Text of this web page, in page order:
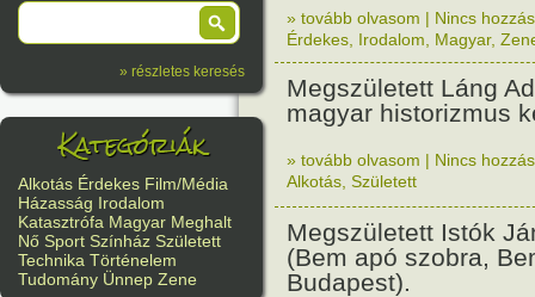
» részletes keresés
Kategóriák
Alkotás Érdekes Film/Média
Házasság Irodalom
Katasztrófa Magyar Meghalt
Nő Sport Színház Született
Technika Történelem
Tudomány Ünnep Zene
» tovább olvasom | Nincs
Érdekes Irodalom Magyar,
Megszületett Láng
magyar historizmus
» tovább olvasom | Nincs
Alkotás Született
Megszületett Istók
(Bem apó szobra,
Budapest).